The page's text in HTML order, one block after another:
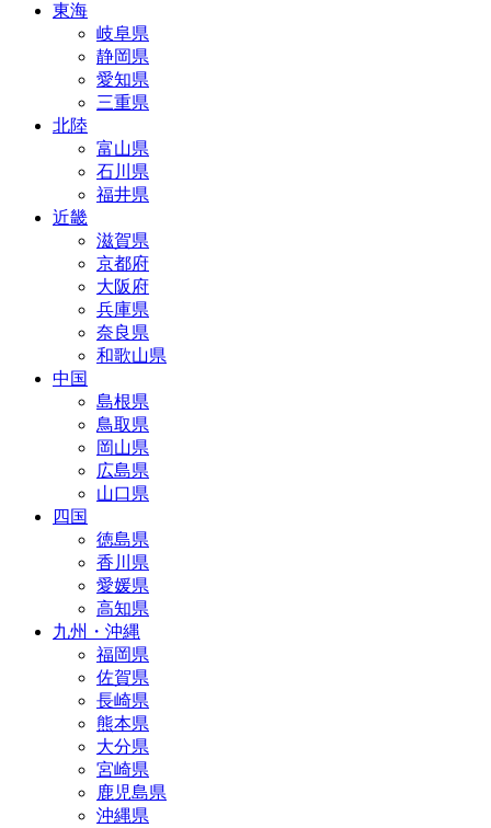
東海
岐阜県
静岡県
愛知県
三重県
北陸
富山県
石川県
福井県
近畿
滋賀県
京都府
大阪府
兵庫県
奈良県
和歌山県
中国
島根県
鳥取県
岡山県
広島県
山口県
四国
徳島県
香川県
愛媛県
高知県
九州・沖縄
福岡県
佐賀県
長崎県
熊本県
大分県
宮崎県
鹿児島県
沖縄県